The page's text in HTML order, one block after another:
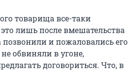
товарища все-таки
лишь после вмешательства
позвонили и пожаловались его
обвиняли в угоне,
договориться. Что, в